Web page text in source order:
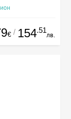
€ / 154.51
лв.